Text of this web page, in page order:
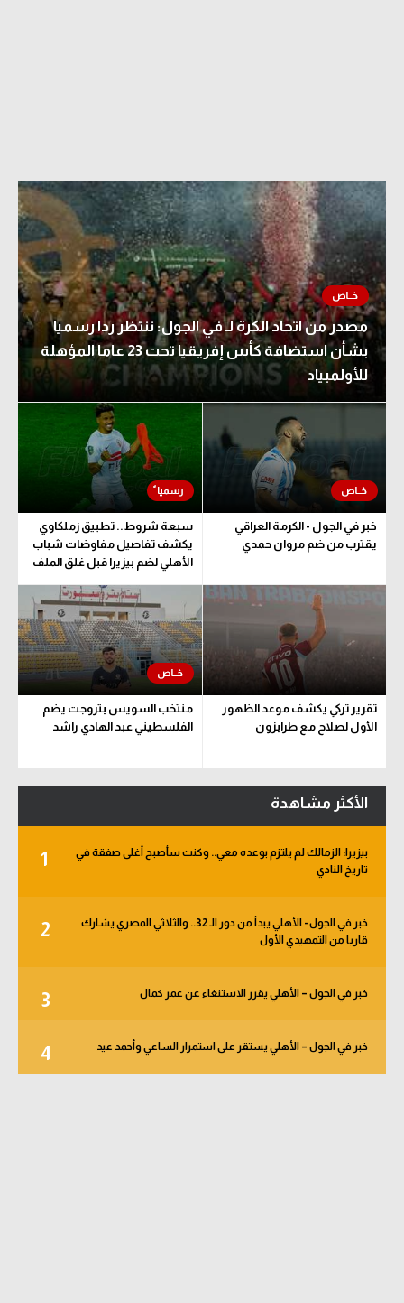
مصدر من اتحاد الكرة لـ في الجول: ننتظر ردا رسميا
بشأن استضافة كأس إفريقيا تحت 23 عاما المؤهلة
للأولمبياد
خبر في الجول - الكرمة العراقي
يقترب من ضم مروان حمدي
سبعة شروط.. تطبيق زملكاوي
يكشف تفاصيل مفاوضات شباب
الأهلي لضم بيزيرا قبل غلق الملف
تقرير تركي يكشف موعد الظهور
الأول لصلاح مع طرابزون
منتخب السويس بتروجت يضم
الفلسطيني عبد الهادي راشد
الأكثر مشاهدة
1
بيزيرا: الزمالك لم يلتزم بوعده معي.. وكنت سأصبح أغلى صفقة في
تاريخ النادي
2
خبر في الجول - الأهلي يبدأ من دور الـ 32.. والثلاثي المصري يشارك
قاريا من التمهيدي الأول
3 خبر في الجول – الأهلي يقرر الاستنغاء عن عمر كمال
4 خبر في الجول – الأهلي يستقر على استمرار الساعي وأحمد عيد